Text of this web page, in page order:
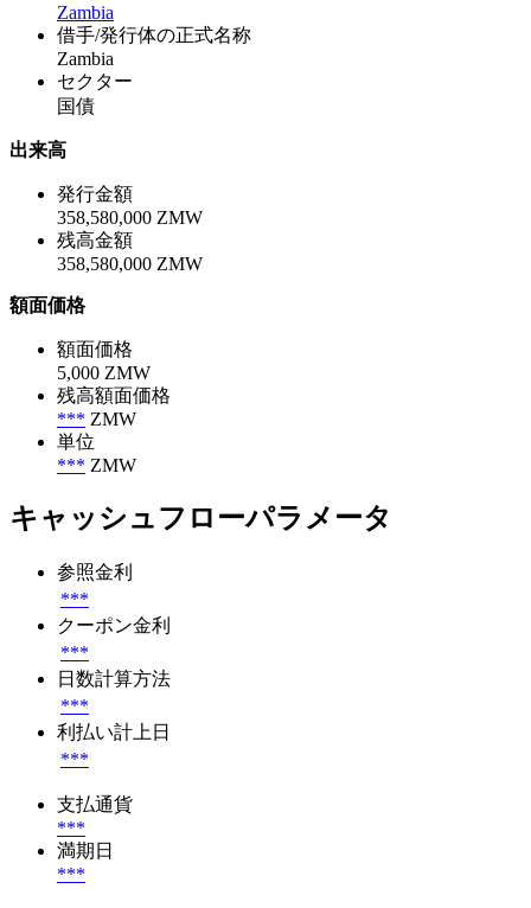
Zambia
借手/発行体の正式名称
Zambia
セクター
国債
出来高
発行金額
358,580,000 ZMW
残高金額
358,580,000 ZMW
額面価格
額面価格
5,000 ZMW
残高額面価格
*** ZMW
単位
*** ZMW
キャッシュフローパラメータ
参照金利
***
クーポン金利
***
日数計算方法
***
利払い計上日
***
支払通貨
***
満期日
***